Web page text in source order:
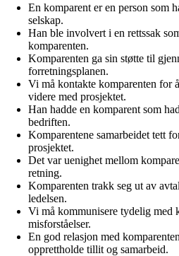
En komparent er en person som
selskap.
Han ble involvert i en rettssak
komparenten.
Komparenten ga sin støtte til
forretningsplanen.
Vi må kontakte komparenten for
videre med prosjektet.
Han hadde en komparent som
bedriften.
Komparentene samarbeidet tett
prosjektet.
Det var uenighet mellom
retning.
Komparenten trakk seg ut av
ledelsen.
Vi må kommunisere tydelig med
misforståelser.
En god relasjon med
opprettholde tillit og samarbeid.